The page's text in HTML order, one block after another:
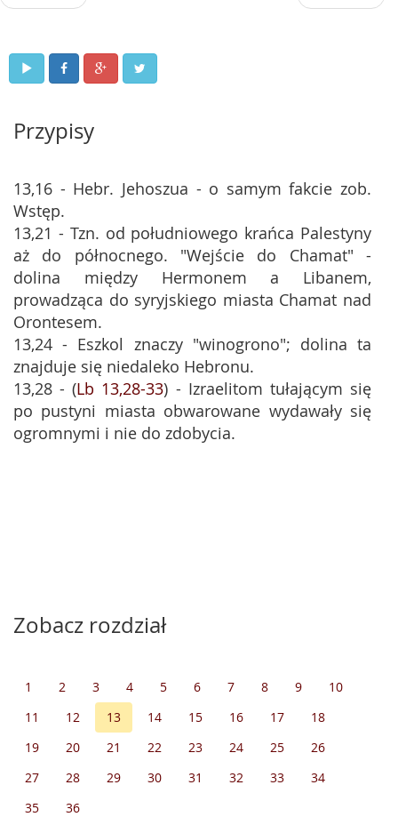
Przypisy
13,16 - Hebr. Jehoszua - o samym fakcie zob.
Wstęp.
13,21 - Tzn. od południowego krańca Palestyny
aż do północnego. "Wejście do Chamat" -
dolina między Hermonem a Libanem,
prowadząca do syryjskiego miasta Chamat nad
Orontesem.
13,24 - Eszkol znaczy "winogrono"; dolina ta
znajduje się niedaleko Hebronu.
13,28 - (Lb 13,28-33) - Izraelitom tułającym się
po pustyni miasta obwarowane wydawały się
ogromnymi i nie do zdobycia.
Zobacz rozdział
1 2 3 4 5 6 7 8 9
10
11
12 13 14 15 16 17
18
19
20 21 22 23 24 25
26
27
28 29 30 31 32 33
34
35
36